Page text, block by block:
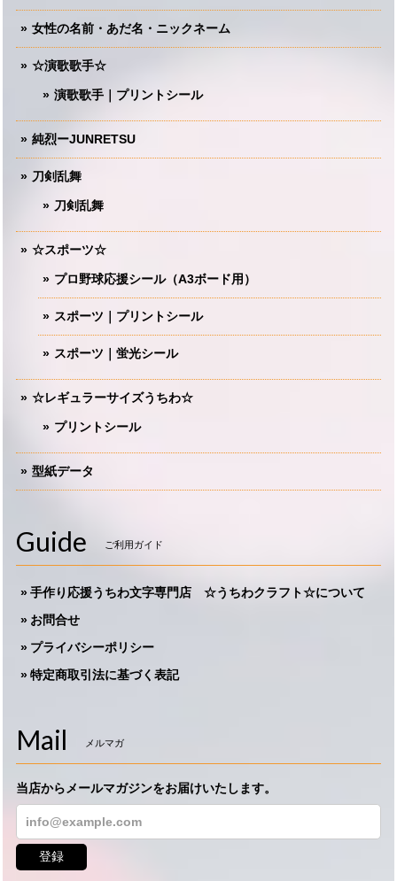
女性の名前・あだ名・ニックネーム
☆演歌歌手☆
演歌歌手｜プリントシール
純烈ーJUNRETSU
刀剣乱舞
刀剣乱舞
☆スポーツ☆
プロ野球応援シール（A3ボード用）
スポーツ｜プリントシール
スポーツ｜蛍光シール
☆レギュラーサイズうちわ☆
プリントシール
型紙データ
Guide ご利用ガイド
手作り応援うちわ文字専門店 ☆うちわクラフト☆について
お問合せ
プライバシーポリシー
特定商取引法に基づく表記
Mail メルマガ
当店からメールマガジンをお届けいたします。
登録